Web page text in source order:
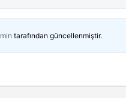
tarafından güncellenmiştir.